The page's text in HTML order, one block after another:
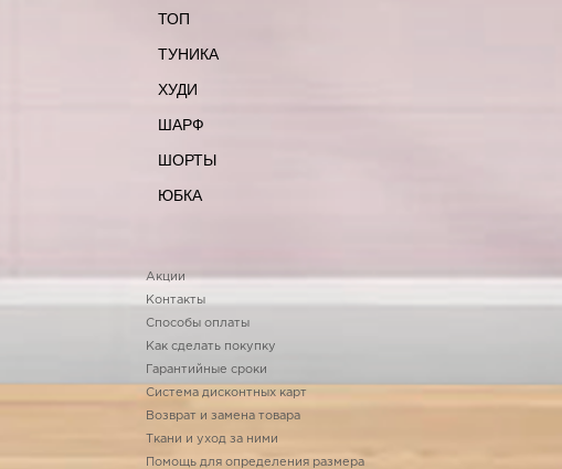
ТОП
ТУНИКА
ХУДИ
ШАРФ
ШОРТЫ
ЮБКА
Акции
Контакты
Способы оплаты
Как сделать покупку
Гарантийные сроки
Система дисконтных карт
Возврат и замена товара
Ткани и уход за ними
Помощь для определения размера